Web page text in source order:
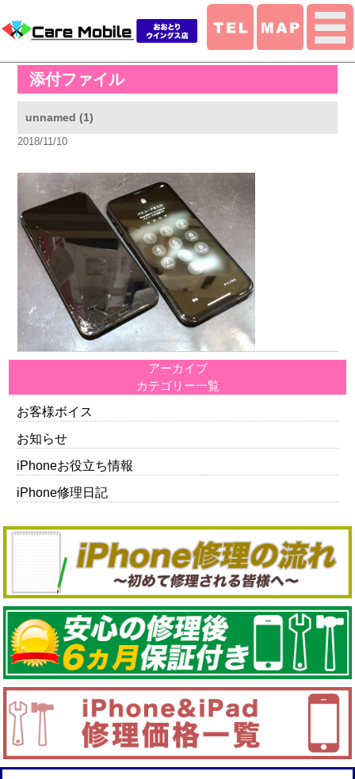
添付ファイル
unnamed (1)
2018/11/10
アーカイブ
カテゴリー一覧
お客様ボイス
お知らせ
iPhoneお役立ち情報
iPhone修理日記